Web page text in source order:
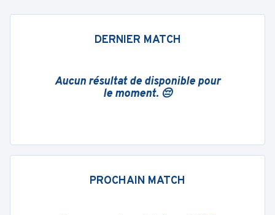
DERNIER MATCH
Aucun résultat de disponible pour
le moment. 😔
PROCHAIN MATCH